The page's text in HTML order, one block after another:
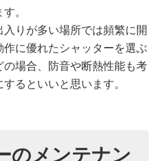
。
りが多い場所では頻繁に開
に優れたシャッターを選ぶ
場合、防音や断熱性能も考
るといいと思います。
のメンテナン